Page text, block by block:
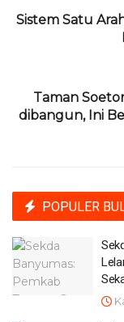
Sistem Satu
Taman
dibangun, Ini
POPULER